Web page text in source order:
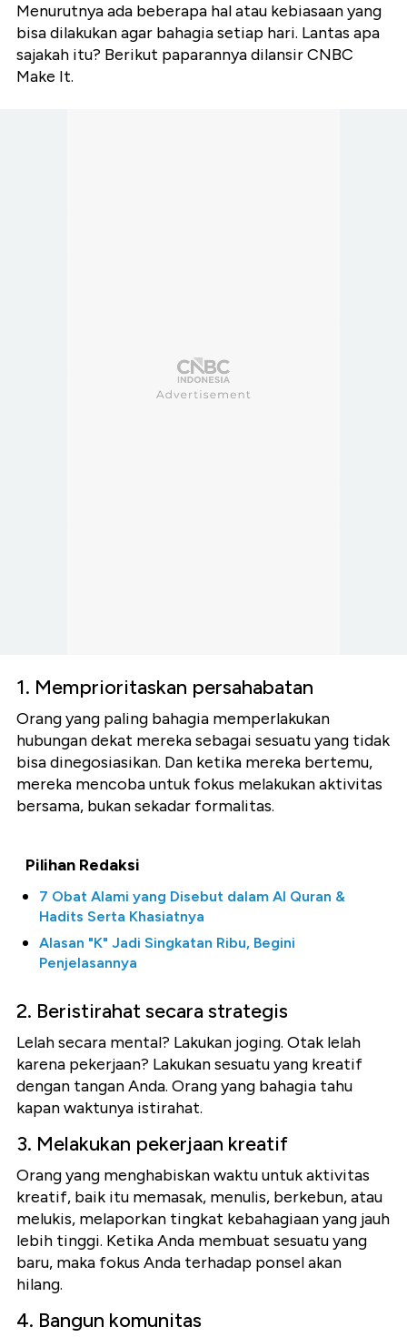
Menurutnya ada beberapa hal atau kebiasaan yang
bisa dilakukan agar bahagia setiap hari. Lantas apa
sajakah itu? Berikut paparannya dilansir CNBC
Make It.
1. Memprioritaskan persahabatan
Orang yang paling bahagia memperlakukan
hubungan dekat mereka sebagai sesuatu yang tidak
bisa dinegosiasikan. Dan ketika mereka bertemu,
mereka mencoba untuk fokus melakukan aktivitas
bersama, bukan sekadar formalitas.
Pilihan Redaksi
7 Obat Alami yang Disebut dalam Al Quran &
Hadits Serta Khasiatnya
Alasan "K" Jadi Singkatan Ribu, Begini
Penjelasannya
2. Beristirahat secara strategis
Lelah secara mental? Lakukan joging. Otak lelah
karena pekerjaan? Lakukan sesuatu yang kreatif
dengan tangan Anda. Orang yang bahagia tahu
kapan waktunya istirahat.
3. Melakukan pekerjaan kreatif
Orang yang menghabiskan waktu untuk aktivitas
kreatif, baik itu memasak, menulis, berkebun, atau
melukis, melaporkan tingkat kebahagiaan yang jauh
lebih tinggi. Ketika Anda membuat sesuatu yang
baru, maka fokus Anda terhadap ponsel akan
hilang.
4. Bangun komunitas